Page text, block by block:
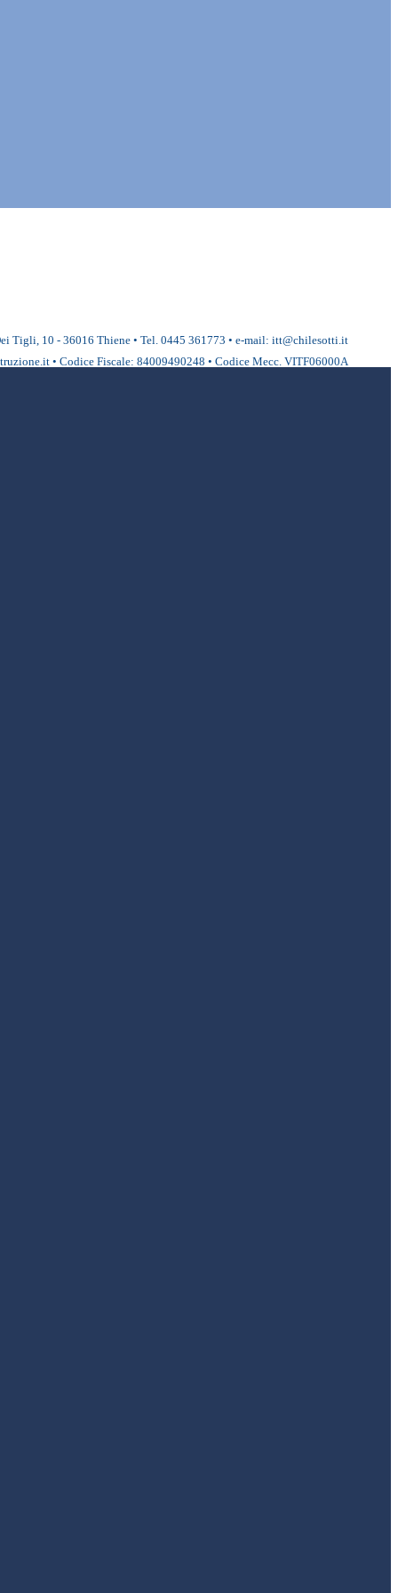
Tigli, 10 - 36016 Thiene • Tel. 0445 361773 • e-mail: itt@chilesotti.it
• Codice Fiscale: 84009490248 • Codice Mecc. VITF06000A